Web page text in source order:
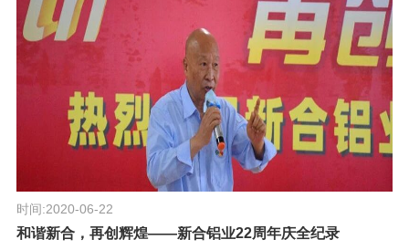
时间:2020-06-22
和谐新合，再创辉煌——新合铝业22周年庆全纪录